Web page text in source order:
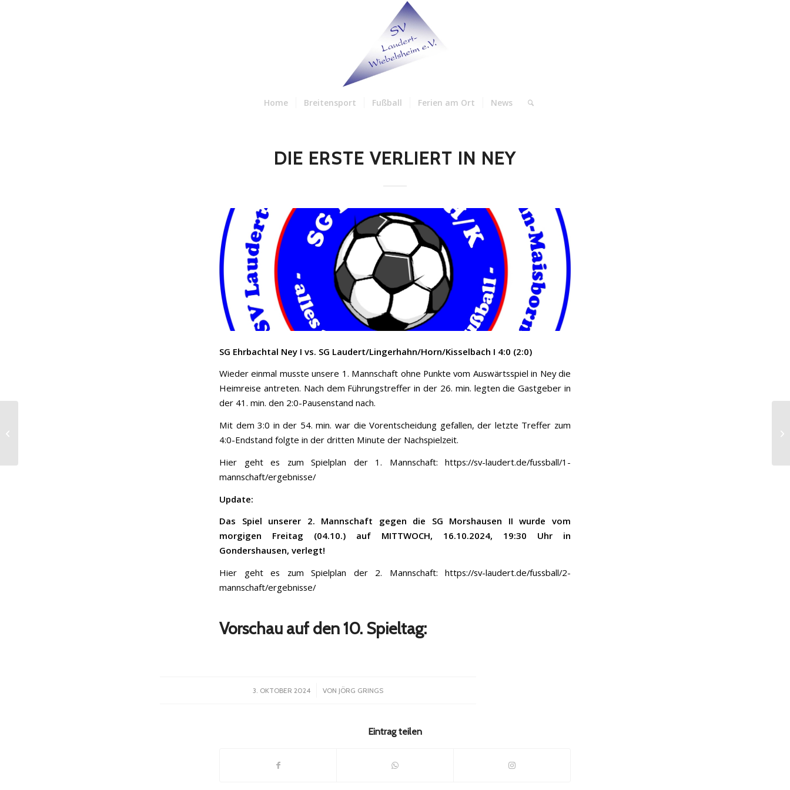
Home Breitensport Fußball Ferien am Ort News
DIE ERSTE VERLIERT IN NEY
SG Ehrbachtal Ney I vs. SG Laudert/Lingerhahn/Horn/Kisselbach I 4:0 (2:0)
Wieder einmal musste unsere 1. Mannschaft ohne Punkte vom Auswärtsspiel in Ney die
Heimreise antreten. Nach dem Führungstreffer in der 26. min. legten die Gastgeber in
der 41. min. den 2:0-Pausenstand nach.
Mit dem 3:0 in der 54. min. war die Vorentscheidung gefallen, der letzte Treffer zum
4:0-Endstand folgte in der dritten Minute der Nachspielzeit.
Hier geht es zum Spielplan der 1. Mannschaft: https://sv-laudert.de/fussball/1-
mannschaft/ergebnisse/
Update:
Das Spiel unserer 2. Mannschaft gegen die SG Morshausen II wurde vom
morgigen Freitag (04.10.) auf MITTWOCH, 16.10.2024, 19:30 Uhr in
Gondershausen, verlegt!
Hier geht es zum Spielplan der 2. Mannschaft: https://sv-laudert.de/fussball/2-
mannschaft/ergebnisse/
Vorschau auf den 10. Spieltag:
3. OKTOBER 2024
/ VON JÖRG GRINGS
Eintrag teilen